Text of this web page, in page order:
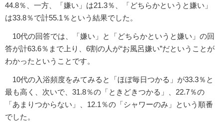
44.8％、一方、「嫌い」は21.3％、「どちらかというと嫌い」
は33.8％で計55.1％という結果でした。
10代の回答では、「嫌い」と「どちらかというと嫌い」の回
答が計63.6％まで上り、6割の人が“お風呂嫌い”だということが
わかったということです。
10代の入浴頻度をみてみると「ほぼ毎日つかる」が33.3％と
最も高く、次いで、31.8％の「ときどきつかる」、22.7％の
「あまりつからない」、12.1％の「シャワーのみ」という順番
でした。